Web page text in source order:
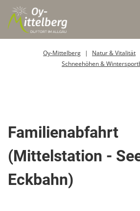
Oy-Mittelberg Natur & Vitalität
Schneehöhen &
Familienabfahrt
(Mittelstation -
Eckbahn)